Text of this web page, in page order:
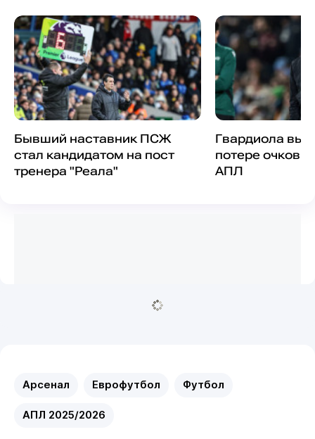
Бывший наставник ПСЖ
стал кандидатом на пост
тренера "Реала"
Гвардиола
потере очков
АПЛ
Арсенал Еврофутбол Футбол
АПЛ 2025/2026